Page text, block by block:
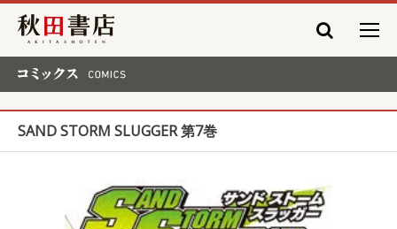
秋田書店
SAND STORM SLUGGER 第7巻